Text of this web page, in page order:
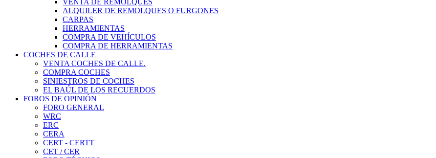
VENTA DE REMOLQUES
ALQUILER DE REMOLQUES O FURGONES
CARPAS
HERRAMIENTAS
COMPRA DE VEHÍCULOS
COMPRA DE HERRAMIENTAS
COCHES DE CALLE
VENTA COCHES DE CALLE.
COMPRA COCHES
SINIESTROS DE COCHES
EL BAÚL DE LOS RECUERDOS
FOROS DE OPINIÓN
FORO GENERAL
WRC
ERC
CERA
CERT - CERTT
CET / CER